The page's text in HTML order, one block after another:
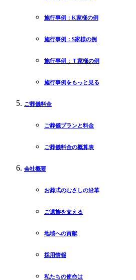
施行事例：K家様の例
施行事例：S家様の例
施行事例：Ｔ家様の例
施行事例をもっと見る
ご葬儀料金
ご葬儀プランと料金
ご葬儀料金の概算表
会社概要
お葬式のむさしの沿革
ご遺族を支える
地域への貢献
採用情報
私たちの使命は